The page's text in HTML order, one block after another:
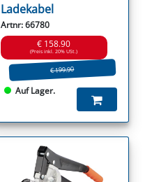
Ladekabel
Artnr: 66780
€ 158.90
(Preis inkl. 20% USt.)
€ 199.90
Auf Lager.